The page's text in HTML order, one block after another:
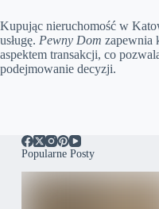
Kupując nieruchomość w
usługę. Pewny Dom zapewnia
aspektem transakcji, co
podejmowanie decyzji.
Popularne Posty